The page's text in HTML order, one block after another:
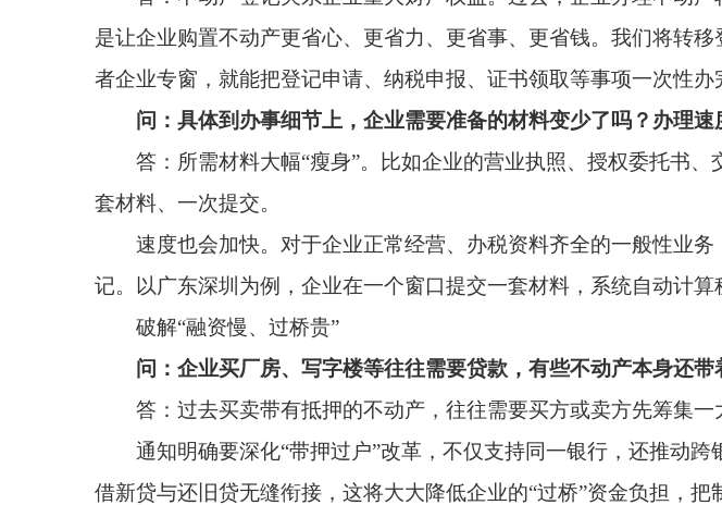
套材料、一次提交。
速度也会加快。对于企业正常经营、办税资料齐全的一般性业务，我们将实现
记。以广东深圳为例，企业在一个窗口提交一套材料，系统自动计算税费并秒级反
破解“融资慢、过桥贵”
问：企业买厂房、写字楼等往往需要贷款，有些不动产本身还带着抵押。在帮
通知明确要深化“带押过户”改革，不仅支持同一银行，还推动跨银行业金融机
借新贷与还旧贷无缝衔接，这将大大降低企业的“过桥”资金负担，把制度性交易成
问：办理贷款和抵押登记，以后还需要在银行和登记大厅之间两头跑吗？
答：不需要了。我们将不动产登记服务网点延伸到了银行业金融机构。企业办
押登记和转移登记申请。比如在山东青岛，已有近800处银行网点入网覆盖全域，
鼓励“一站式关联查询”
问：对于跨省份跨区经营的企业来说，如何实现不动产登记更便捷？
答：主要是依托数字化赋能，打破地域限制，让数据“多跑路”、企业“少跑腿”甚